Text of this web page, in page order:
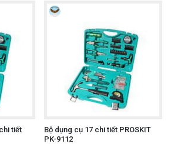
tiết
Bộ dụng cụ 17 chi tiết PROSKIT
PK-9112